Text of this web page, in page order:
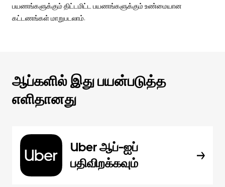
பயணங்களுக்கும் திட்டமிட்ட பயணங்களுக்கும் உண்மையான
கட்டணங்கள் மாறுபடலாம்.
ஆப்களில் இது பயன்படுத்த
எளிதானது
Uber ஆப்-ஐப்
பதிவிறக்கவும்